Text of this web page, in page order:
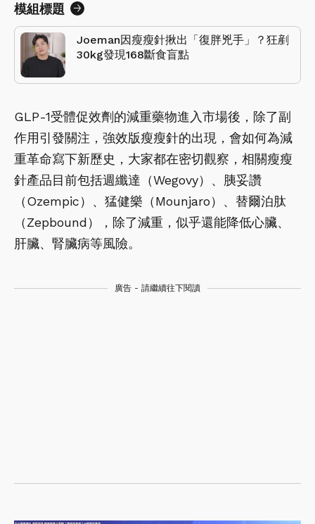
模組標題
Joeman因瘦瘦針揪出「復胖兇手」？狂剷
30kg發現168斷食盲點
GLP-1受體促效劑的減重藥物進入市場後，除了副
作用引發關注，強效版瘦瘦針的出現，會如何為減
重革命寫下新歷史，大家都在密切觀察，相關瘦瘦
針產品目前包括週纖達（Wegovy）、胰妥讚
（Ozempic）、猛健樂（Mounjaro）、替爾泊肽
（Zepbound），除了減重，似乎還能降低心臟、
肝臟、腎臟病等風險。
廣告 - 請繼續往下閱讀